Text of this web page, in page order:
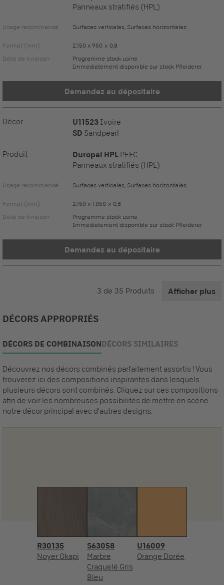
Panneaux stratifiés (HPL)
Usage recommandé Surfaces verticales, Surfaces horizontales
Format (mm)
2.150 x 950 x 0,8
Délai de livraison
Programme stock usine
Immédiatement disponible sur stock Pfleiderer
Demandez au dépositaire
Décor U11523 Ivoire
SD Sandpearl
Produit Duropal HPL PEFC
Panneaux stratifiés (HPL)
Usage recommandé Surfaces verticales, Surfaces horizontales
Format (mm)
2.150 x 1.050 x 0,8
Délai de livraison
Programme stock usine
Immédiatement disponible sur stock Pfleiderer
Demandez au dépositaire
3 de 35 Produits Afficher plus
DÉCORS APPROPRIÉS
DÉCORS DE COMBINAISONDÉCORS SIMILAIRES
Découvrez nos décors combinés parfaitement assortis ! Vous
trouverez ici des compositions inspirantes dans lesquels
plusieurs décors sont combinés. Cliquez sur ces compositions
afin de voir les nombreuses possibilités de mettre en scène
notre décor principal avec d'autres designs.
R30135
Noyer Okapi
S63058
Marbre
Craquelé Gris
Bleu
U16009
Orange Dorée